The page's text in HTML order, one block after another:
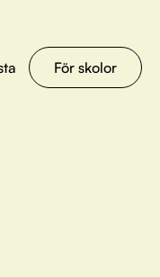
För skolor